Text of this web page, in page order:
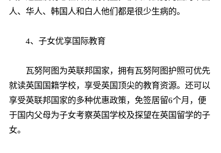
人、华人、韩国人和白人他们都是很少生病的。
4、子女优享国际教育
瓦努阿图为英联邦国家，拥有瓦努阿图护照可优先
就读英国国籍学校，享受英国顶尖的教育资源。还可以
享受英联邦国家的多种优惠政策，免签居留6个月，便
于国内父母为子女考察英国学校及探望在英国留学的子
女。